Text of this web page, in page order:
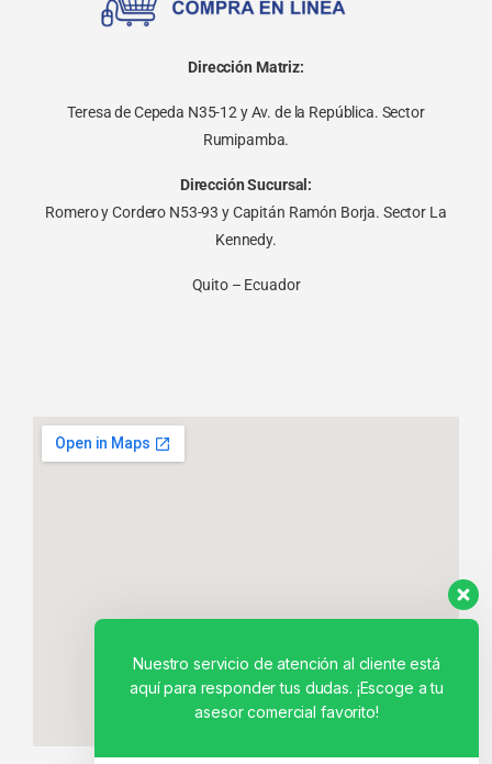
Dirección Matriz:
Teresa de Cepeda N35-12 y Av. de la República. Sector
Rumipamba.
Dirección Sucursal:
Romero y Cordero N53-93 y Capitán Ramón Borja. Sector La
Kennedy.
Quito – Ecuador
Nuestro servicio de atención al cliente está
aquí para responder tus dudas. ¡Escoge a tu
asesor comercial favorito!